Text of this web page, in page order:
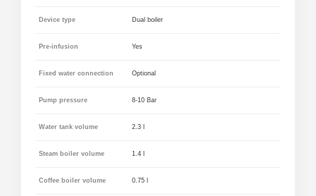
Device type Dual boiler
Pre-infusion Yes
Fixed water connection Optional
Pump pressure 8-10 Bar
Water tank volume 2.3 l
Steam boiler volume 1.4 l
Coffee boiler volume 0.75 l